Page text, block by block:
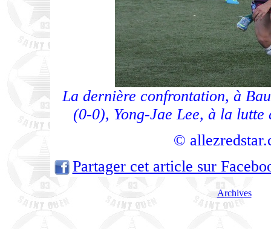
La dernière confrontation, à
(0-0), Yong-Jae Lee, à la
©
Partager cet article sur
Archives